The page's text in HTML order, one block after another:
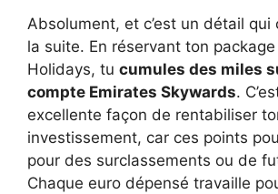
Absolument, et c’est un détail qui
la suite. En réservant ton
Holidays, tu cumules des miles
compte Emirates Skywards.
excellente façon de rentabiliser
investissement, car ces points
pour des surclassements ou de
Chaque euro dépensé travaille